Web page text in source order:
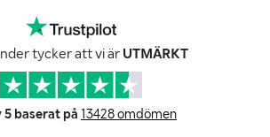
tycker att vi är UTMÄRKT
5 baserat på 13428 omdömen